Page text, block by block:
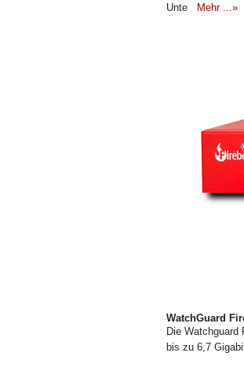
Unte
Mehr ...»
WatchGuard
Die
bis zu 6,7